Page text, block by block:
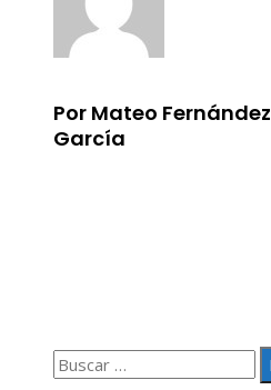
Por Mateo Fernández
García
Buscar: